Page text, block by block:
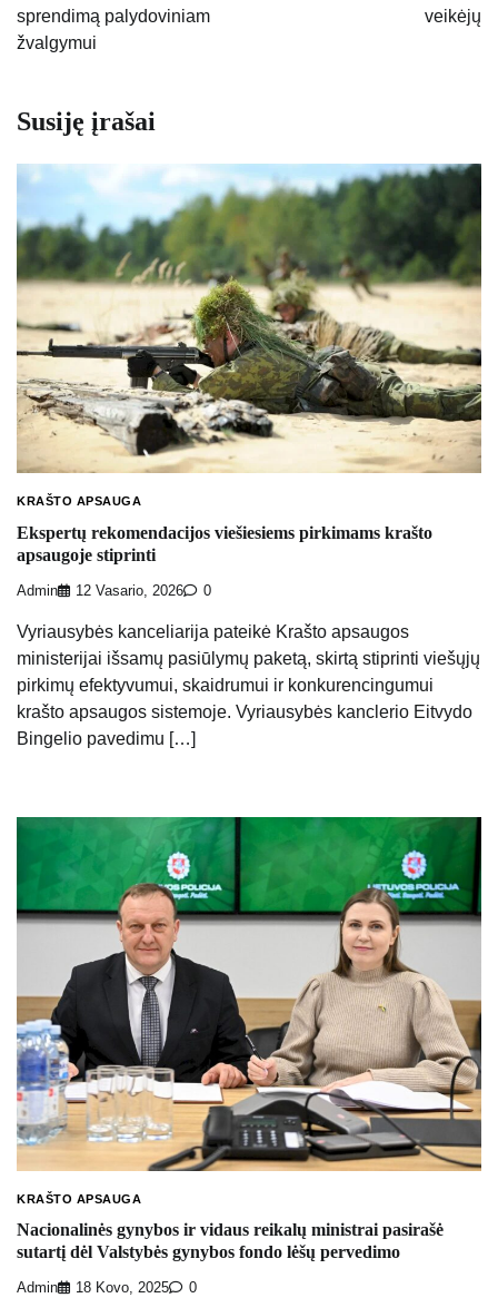
sprendimą palydoviniam
žvalgymui
veikėjų
Susiję įrašai
KRAŠTO APSAUGA
Ekspertų rekomendacijos viešiesiems pirkimams krašto
apsaugoje stiprinti
Admin 12 Vasario, 2026 0
Vyriausybės kanceliarija pateikė Krašto apsaugos
ministerijai išsamų pasiūlymų paketą, skirtą stiprinti viešųjų
pirkimų efektyvumui, skaidrumui ir konkurencingumui
krašto apsaugos sistemoje. Vyriausybės kanclerio Eitvydo
Bingelio pavedimu […]
KRAŠTO APSAUGA
Nacionalinės gynybos ir vidaus reikalų ministrai pasirašė
sutartį dėl Valstybės gynybos fondo lėšų pervedimo
Admin 18 Kovo, 2025 0